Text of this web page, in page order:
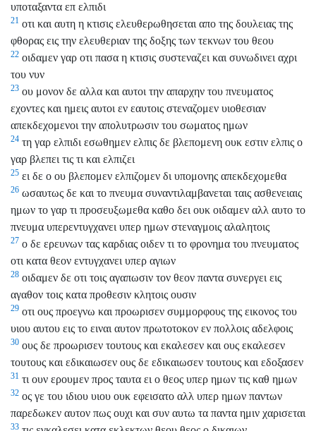
υποταξαντα επ ελπιδι
21 οτι και αυτη η κτισις ελευθερωθησεται απο της δουλειας της
φθορας εις την ελευθεριαν της δοξης των τεκνων του θεου
22 οιδαμεν γαρ οτι πασα η κτισις συστεναζει και συνωδινει αχρι
του νυν
23 ου μονον δε αλλα και αυτοι την απαρχην του πνευματος
εχοντες και ημεις αυτοι εν εαυτοις στεναζομεν υιοθεσιαν
απεκδεχομενοι την απολυτρωσιν του σωματος ημων
24 τη γαρ ελπιδι εσωθημεν ελπις δε βλεπομενη ουκ εστιν ελπις ο
γαρ βλεπει τις τι και ελπιζει
25 ει δε ο ου βλεπομεν ελπιζομεν δι υπομονης απεκδεχομεθα
26 ωσαυτως δε και το πνευμα συναντιλαμβανεται ταις ασθενειαις
ημων το γαρ τι προσευξωμεθα καθο δει ουκ οιδαμεν αλλ αυτο το
πνευμα υπερεντυγχανει υπερ ημων στεναγμοις αλαλητοις
27 ο δε ερευνων τας καρδιας οιδεν τι το φρονημα του πνευματος
οτι κατα θεον εντυγχανει υπερ αγιων
28 οιδαμεν δε οτι τοις αγαπωσιν τον θεον παντα συνεργει εις
αγαθον τοις κατα προθεσιν κλητοις ουσιν
29 οτι ους προεγνω και προωρισεν συμμορφους της εικονος του
υιου αυτου εις το ειναι αυτον πρωτοτοκον εν πολλοις αδελφοις
30 ους δε προωρισεν τουτους και εκαλεσεν και ους εκαλεσεν
τουτους και εδικαιωσεν ους δε εδικαιωσεν τουτους και εδοξασεν
31 τι ουν ερουμεν προς ταυτα ει ο θεος υπερ ημων τις καθ ημων
32 ος γε του ιδιου υιου ουκ εφεισατο αλλ υπερ ημων παντων
παρεδωκεν αυτον πως ουχι και συν αυτω τα παντα ημιν χαρισεται
33